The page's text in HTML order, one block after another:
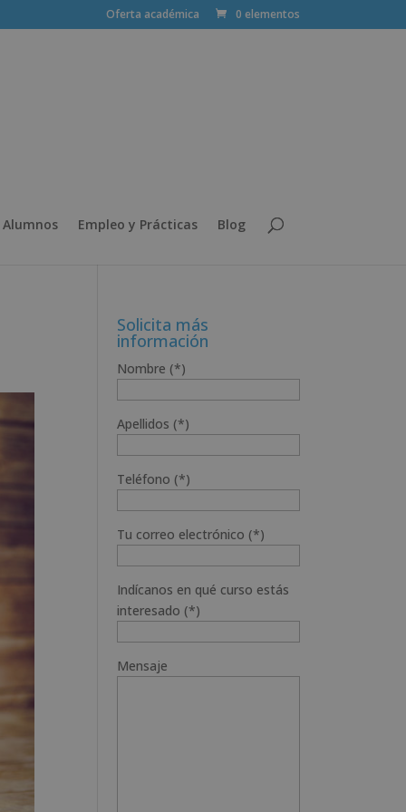
Oferta académica 0 elementos
Empleo y Prácticas Blog
Solicita más
información
Nombre (*)
Apellidos (*)
Teléfono (*)
Tu correo electrónico (*)
Indícanos en qué curso estás
interesado (*)
Mensaje